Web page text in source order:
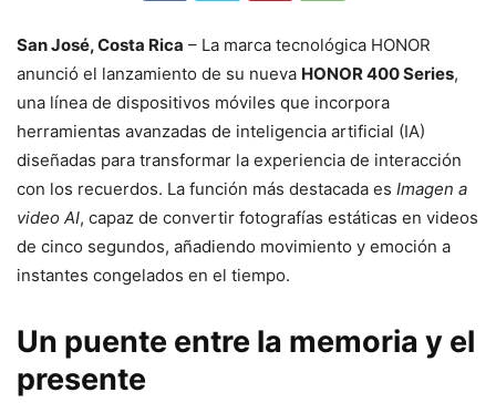
San José, Costa Rica – La marca tecnológica HONOR
anunció el lanzamiento de su nueva HONOR 400 Series,
una línea de dispositivos móviles que incorpora
herramientas avanzadas de inteligencia artificial (IA)
diseñadas para transformar la experiencia de interacción
con los recuerdos. La función más destacada es Imagen a
video AI, capaz de convertir fotografías estáticas en videos
de cinco segundos, añadiendo movimiento y emoción a
instantes congelados en el tiempo.
Un puente entre la memoria y el
presente